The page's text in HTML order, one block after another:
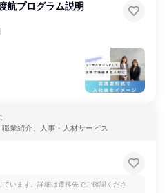
航プログラム説明
業紹介、人事・人材サービス
います。詳細は遷移先でご確認くださ